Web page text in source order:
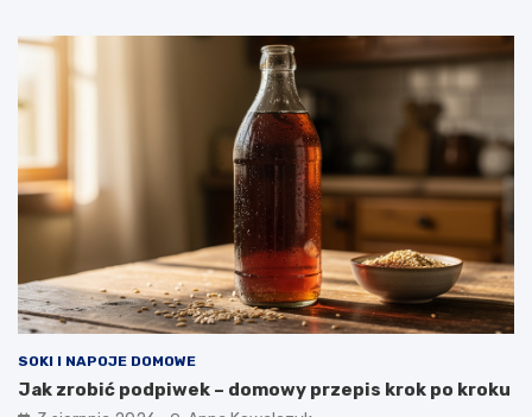
SOKI I NAPOJE DOMOWE
Jak zrobić podpiwek – domowy przepis krok po kroku